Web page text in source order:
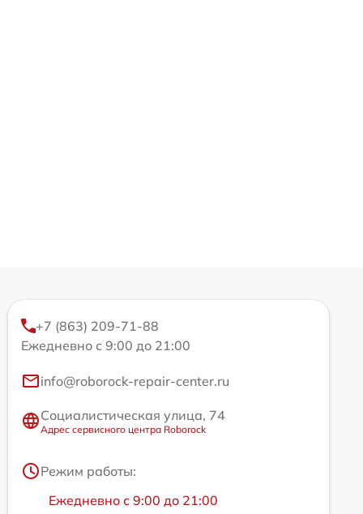
+7 (863) 209-71-88
Ежедневно с 9:00 до 21:00
info@roborock-repair-center.ru
Социалистическая улица, 74
Адрес сервисного центра Roborock
Режим работы:
Ежедневно с 9:00 до 21:00